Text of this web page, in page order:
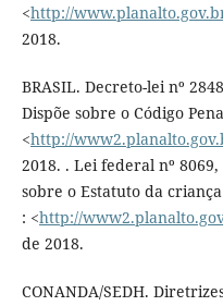
<http://
2018.
BRASIL. Decreto-lei nº
Dispõe sobre o Código
<http://
2018. . Lei federal nº
sobre o Estatuto da
: <http://
de 2018.
CONANDA/SEDH.